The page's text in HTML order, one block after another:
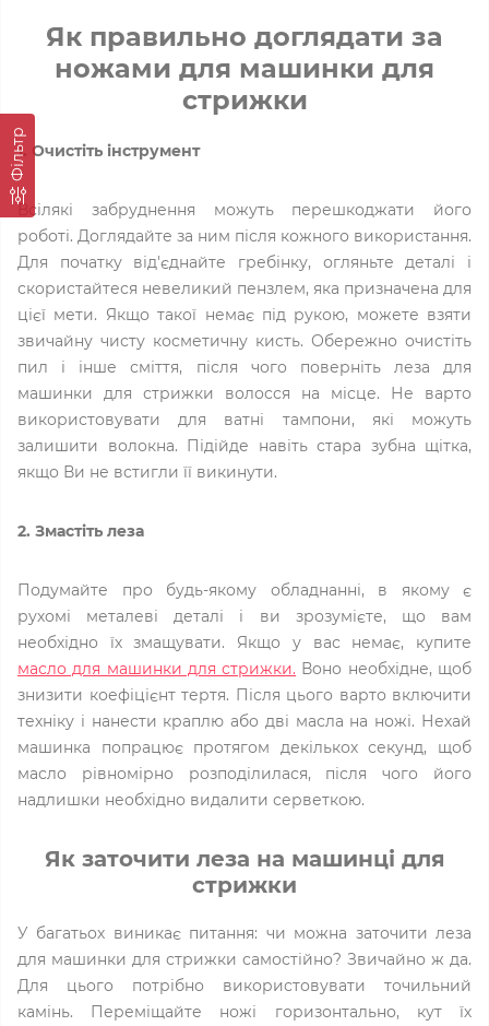
Фільтр
Як правильно доглядати за
ножами для машинки для
стрижки
1. Очистіть інструмент
Всілякі забруднення можуть перешкоджати його
роботі. Доглядайте за ним після кожного використання.
Для початку від'єднайте гребінку, огляньте деталі і
скористайтеся невеликий пензлем, яка призначена для
цієї мети. Якщо такої немає під рукою, можете взяти
звичайну чисту косметичну кисть. Обережно очистіть
пил і інше сміття, після чого поверніть леза для
машинки для стрижки волосся на місце. Не варто
використовувати для ватні тампони, які можуть
залишити волокна. Підійде навіть стара зубна щітка,
якщо Ви не встигли її викинути.
2. Змастіть леза
Подумайте про будь-якому обладнанні, в якому є
рухомі металеві деталі і ви зрозумієте, що вам
необхідно їх змащувати. Якщо у вас немає, купите
масло для машинки для стрижки. Воно необхідне, щоб
знизити коефіцієнт тертя. Після цього варто включити
техніку і нанести краплю або дві масла на ножі. Нехай
машинка попрацює протягом декількох секунд, щоб
масло рівномірно розподілилася, після чого його
надлишки необхідно видалити серветкою.
Як заточити леза на машинці для
стрижки
У багатьох виникає питання: чи можна заточити леза
для машинки для стрижки самостійно? Звичайно ж да.
Для цього потрібно використовувати точильний
камінь. Переміщайте ножі горизонтально, кут їх